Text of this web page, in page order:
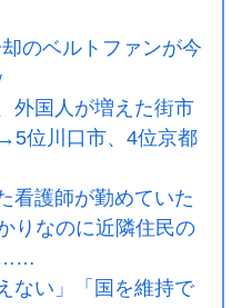
のベルトファンが今
外国人が増えた街市
位川口市、4位京都
看護師が勤めていた
りなのに近隣住民の
……
ない」「国を維持で